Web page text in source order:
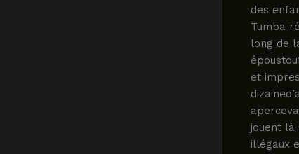
des
Tumba
long de
et
jouent là
illégaux